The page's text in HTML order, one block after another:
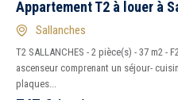
Appartement T2 à louer à
Sallanches
T2 SALLANCHES - 2 pièce(s) - 37 m2 -
ascenseur comprenant un séjour-
plaques...